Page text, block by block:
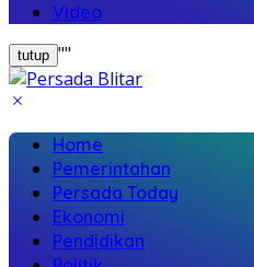
Video
tutup ""
Home
Pemerintahan
Persada Today
Ekonomi
Pendidikan